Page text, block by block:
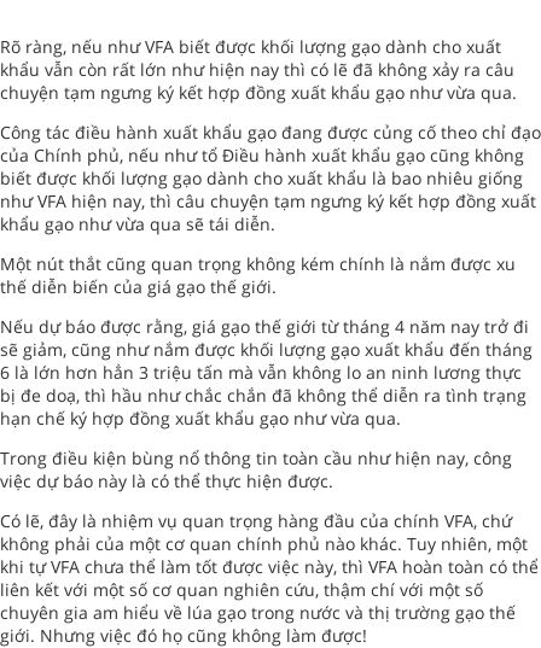
Rõ ràng, nếu như VFA biết được khối lượng gạo dành cho xuất
khẩu vẫn còn rất lớn như hiện nay thì có lẽ đã không xảy ra câu
chuyện tạm ngưng ký kết hợp đồng xuất khẩu gạo như vừa qua.
Công tác điều hành xuất khẩu gạo đang được củng cố theo chỉ đạo
của Chính phủ, nếu như tổ Điều hành xuất khẩu gạo cũng không
biết được khối lượng gạo dành cho xuất khẩu là bao nhiêu giống
như VFA hiện nay, thì câu chuyện tạm ngưng ký kết hợp đồng xuất
khẩu gạo như vừa qua sẽ tái diễn.
Một nút thắt cũng quan trọng không kém chính là nắm được xu
thế diễn biến của giá gạo thế giới.
Nếu dự báo được rằng, giá gạo thế giới từ tháng 4 năm nay trở đi
sẽ giảm, cũng như nắm được khối lượng gạo xuất khẩu đến tháng
6 là lớn hơn hẳn 3 triệu tấn mà vẫn không lo an ninh lương thực
bị đe doạ, thì hầu như chắc chắn đã không thể diễn ra tình trạng
hạn chế ký hợp đồng xuất khẩu gạo như vừa qua.
Trong điều kiện bùng nổ thông tin toàn cầu như hiện nay, công
việc dự báo này là có thể thực hiện được.
Có lẽ, đây là nhiệm vụ quan trọng hàng đầu của chính VFA, chứ
không phải của một cơ quan chính phủ nào khác. Tuy nhiên, một
khi tự VFA chưa thể làm tốt được việc này, thì VFA hoàn toàn có thể
liên kết với một số cơ quan nghiên cứu, thậm chí với một số
chuyên gia am hiểu về lúa gạo trong nước và thị trường gạo thế
giới. Nhưng việc đó họ cũng không làm được!